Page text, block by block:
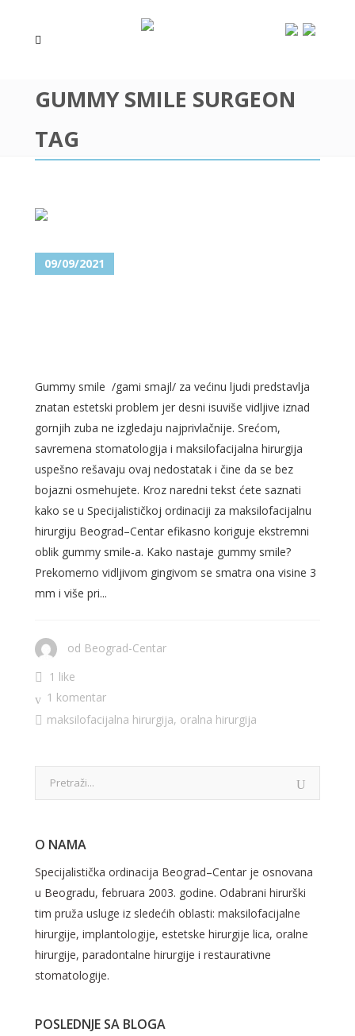
GUMMY SMILE SURGEON
TAG
09/09/2021
Gummy smile /gami smajl/ za većinu ljudi predstavlja
znatan estetski problem jer desni isuviše vidljive iznad
gornjih zuba ne izgledaju najprivlačnije. Srećom,
savremena stomatologija i maksilofacijalna hirurgija
uspešno rešavaju ovaj nedostatak i čine da se bez
bojazni osmehujete. Kroz naredni tekst ćete saznati
kako se u Specijalističkoj ordinaciji za maksilofacijalnu
hirurgiju Beograd–Centar efikasno koriguje ekstremni
oblik gummy smile-a. Kako nastaje gummy smile?
Prekomerno vidljivom gingivom se smatra ona visine 3
mm i više pri...
od Beograd-Centar
1 like
1 komentar
maksilofacijalna hirurgija, oralna hirurgija
O NAMA
Specijalistička ordinacija Beograd–Centar je osnovana
u Beogradu, februara 2003. godine. Odabrani hirurški
tim pruža usluge iz sledećih oblasti: maksilofacijalne
hirurgije, implantologije, estetske hirurgije lica, oralne
hirurgije, paradontalne hirurgije i restaurativne
stomatologije.
POSLEDNJE SA BLOGA